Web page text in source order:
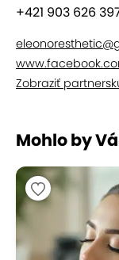
kvalitu
+421 903 626
Zobraziť
Mohlo by